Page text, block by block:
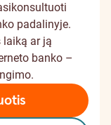
padalinyje.
laiką ar ją
banko –